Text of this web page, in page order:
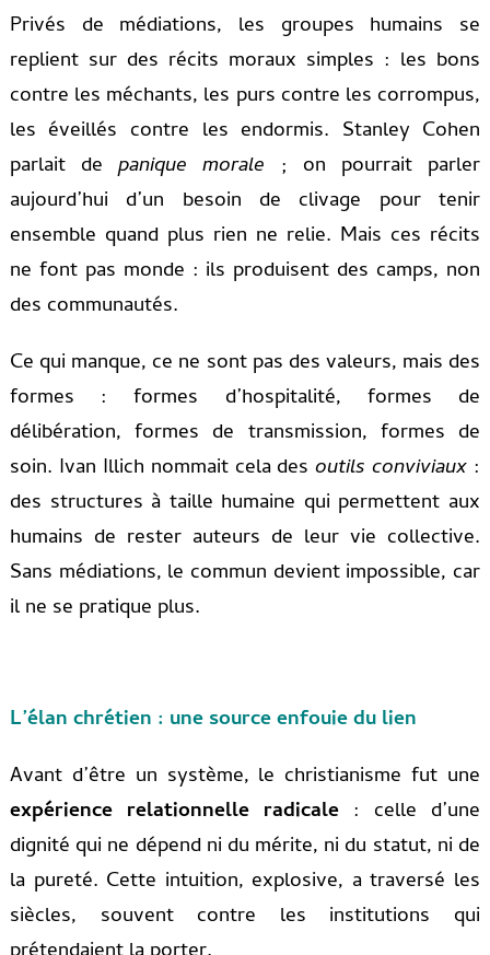
Privés de médiations, les groupes humains se
replient sur des récits moraux simples : les bons
contre les méchants, les purs contre les corrompus,
les éveillés contre les endormis. Stanley Cohen
parlait depanique morale ; on pourrait parler
aujourd’hui d’un besoin de clivage pour tenir
ensemble quand plus rien ne relie. Mais ces récits
ne font pas monde : ils produisent des camps, non
des communautés.
Ce qui manque, ce ne sont pas des valeurs, mais des
formes : formes d’hospitalité, formes de
délibération, formes de transmission, formes de
soin. Ivan Illich nommait cela desoutils conviviaux :
des structures à taille humaine qui permettent aux
humains de rester auteurs de leur vie collective.
Sans médiations, le commun devient impossible, car
il ne se pratique plus.
L’élan chrétien : une source enfouie du lien
Avant d’être un système, le christianisme fut une
expérience relationnelle radicale : celle d’une
dignité qui ne dépend ni du mérite, ni du statut, ni de
la pureté. Cette intuition, explosive, a traversé les
siècles, souvent contre les institutions qui